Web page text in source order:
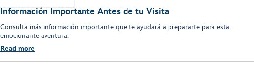
Información Importante Antes de tu Visita
Consulta más información importante que te ayudará a prepararte para esta
emocionante aventura.
Read more